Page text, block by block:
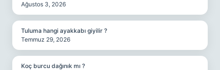
Ağustos 3, 2026
Tuluma hangi ayakkabı giyilir ?
Temmuz 29, 2026
Koç burcu dağınık mı ?